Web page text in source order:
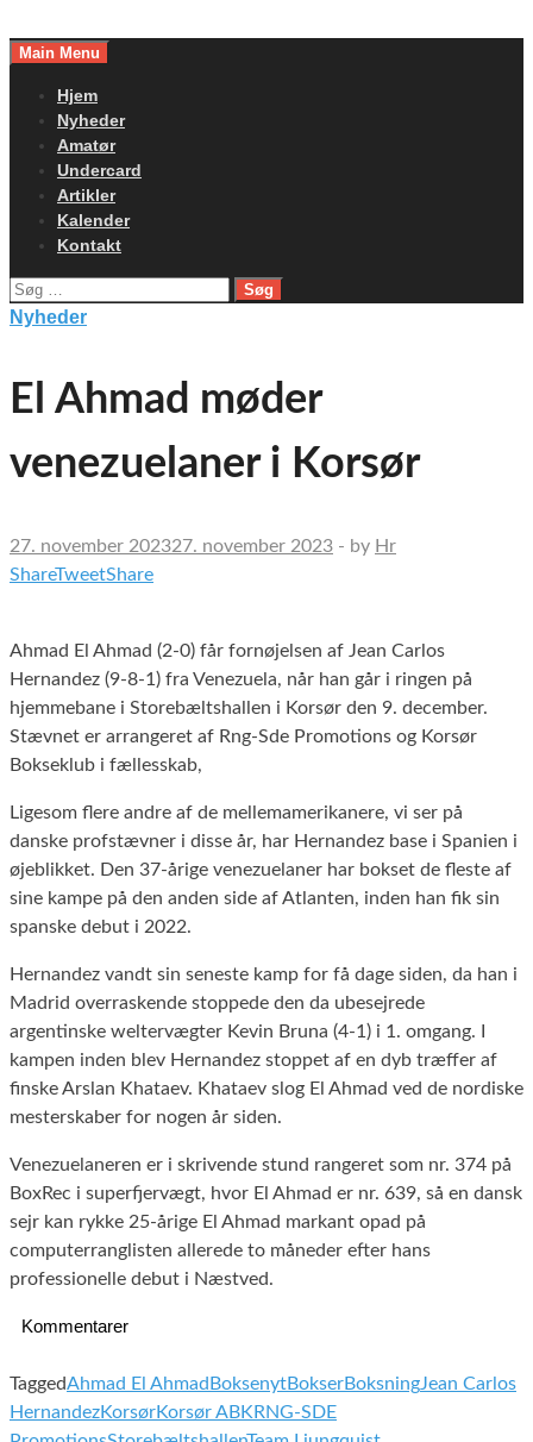
toMain Menu
Hjem
Nyheder
Amatør
Undercard
Artikler
Kalender
Kontakt
Søg
efter:
Nyheder
El Ahmad møder
venezuelaner i Korsør
27. november 202327. november 2023 - by Hr
ShareTweetShare
Ahmad El Ahmad (2-0) får fornøjelsen af Jean Carlos
Hernandez (9-8-1) fra Venezuela, når han går i ringen på
hjemmebane i Storebæltshallen i Korsør den 9. december.
Stævnet er arrangeret af Rng-Sde Promotions og Korsør
Bokseklub i fællesskab,
Ligesom flere andre af de mellemamerikanere, vi ser på
danske profstævner i disse år, har Hernandez base i Spanien i
øjeblikket. Den 37-årige venezuelaner har bokset de fleste af
sine kampe på den anden side af Atlanten, inden han fik sin
spanske debut i 2022.
Hernandez vandt sin seneste kamp for få dage siden, da han i
Madrid overraskende stoppede den da ubesejrede
argentinske weltervægter Kevin Bruna (4-1) i 1. omgang. I
kampen inden blev Hernandez stoppet af en dyb træffer af
finske Arslan Khataev. Khataev slog El Ahmad ved de nordiske
mesterskaber for nogen år siden.
Venezuelaneren er i skrivende stund rangeret som nr. 374 på
BoxRec i superfjervægt, hvor El Ahmad er nr. 639, så en dansk
sejr kan rykke 25-årige El Ahmad markant opad på
computerranglisten allerede to måneder efter hans
professionelle debut i Næstved.
Kommentarer
TaggedAhmad El Ahmad BoksenytBokserBoksningJean Carlos
HernandezKorsørKorsør ABK RNG-SDE